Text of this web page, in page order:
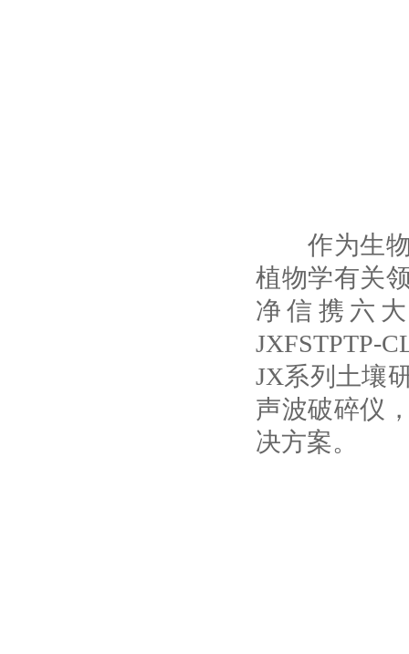
作为生物
植物学有关
净信携六
JXFSTPTP-
JX系列土壤
声波破碎仪
决方案。